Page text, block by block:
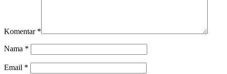
Komentar *
Nama *
Email *